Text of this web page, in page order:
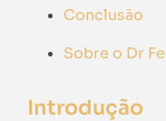
Conclusão
Sobre o Dr
Introdução